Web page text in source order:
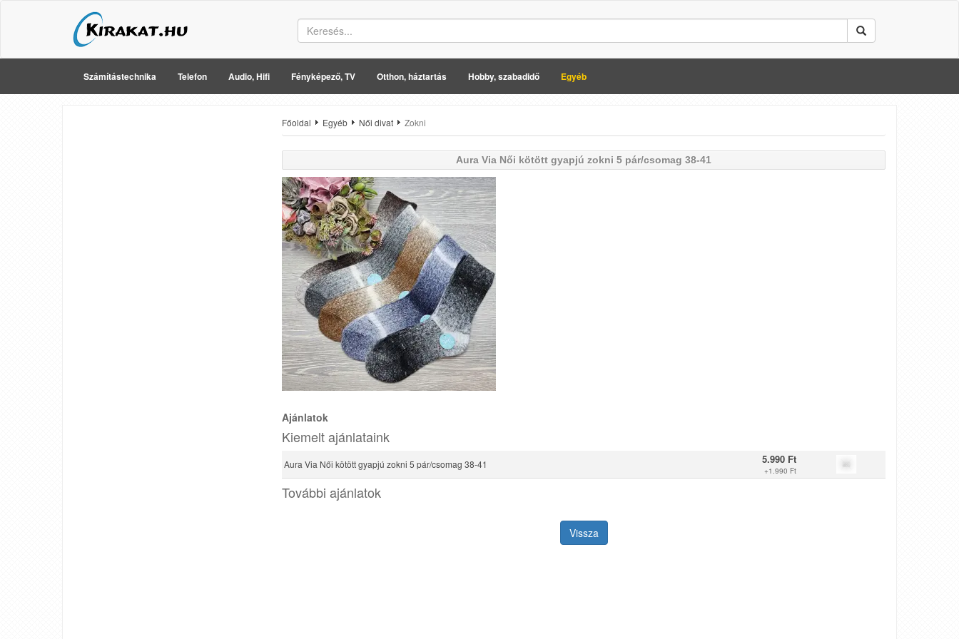
Számítástechnika Telefon Audio, Hifi Fényképező, TV Otthon, háztartás Hobby, szabadidő Egyéb
Főoldal Egyéb Női divat Zokni
Aura Via Női kötött gyapjú zokni 5 pár/csomag 38-41
Ajánlatok
Kiemelt ajánlataink
Aura Via Női kötött gyapjú zokni 5 pár/csomag 38-41 5.990 Ft
+1.990 Ft
További ajánlatok
Vissza